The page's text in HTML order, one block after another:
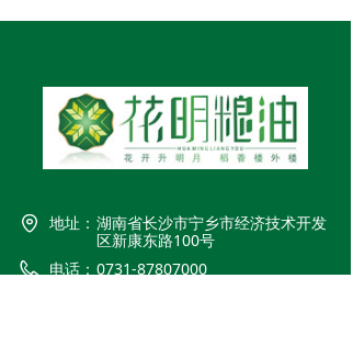
地址： 湖南省长沙市宁乡市经济技术开发
区新康东路100号
电话： 0731-87807000